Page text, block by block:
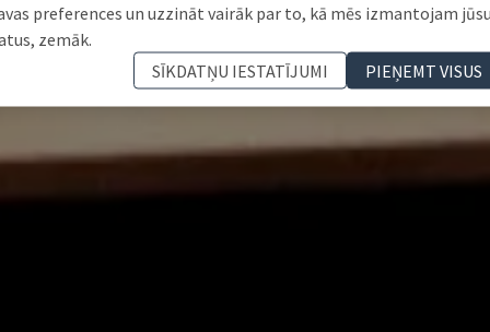
preferences un uzzināt vairāk par to, kā mēs izmantojam
zemāk.
SĪKDATŅU IESTATĪJUMI
PIEŅEMT VISUS